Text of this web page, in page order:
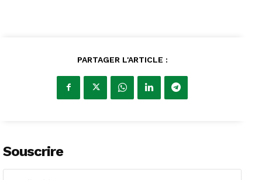
PARTAGER L'ARTICLE :
Souscrire